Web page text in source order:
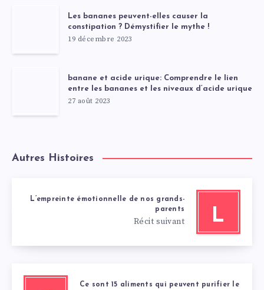
Les bananes peuvent-elles causer la
constipation ? Démystifier le mythe !
19 décembre 2023
banane et acide urique: Comprendre le lien
entre les bananes et les niveaux d’acide urique
27 août 2023
Autres Histoires
L
L’empreinte émotionnelle de nos grands-
parents
Récit suivant
Ce sont 15 aliments qui peuvent purifier le